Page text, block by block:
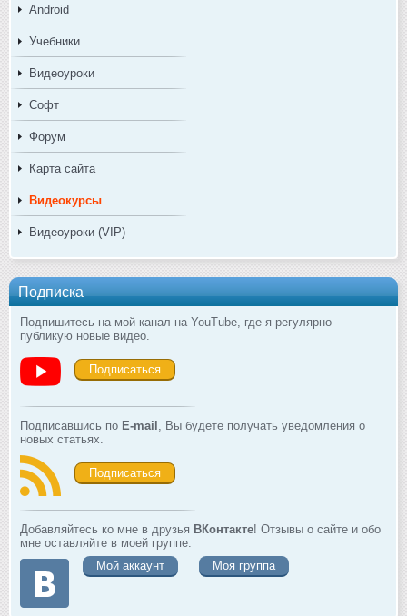
Android
Учебники
Видеоуроки
Софт
Форум
Карта сайта
Видеокурсы
Видеоуроки (VIP)
Подписка
Подпишитесь на мой канал на YouTube, где я регулярно
публикую новые видео.
Подписаться
Подписавшись по E-mail , Вы будете получать уведомления о
новых статьях.
Подписаться
Добавляйтесь ко мне в друзья ВКонтакте! Отзывы о сайте и обо
мне оставляйте в моей группе.
Мой аккаунт
Моя группа